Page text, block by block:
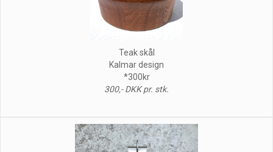
Teak skål
Kalmar design
*300kr
300,- DKK pr. stk.